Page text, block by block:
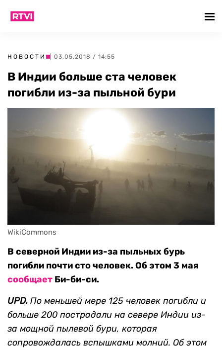
НОВОСТИ | 03.05.2018 / 14:55
В Индии больше ста человек
погибли из-за пыльной бури
WikiCommons
В северной Индии из-за пыльных бурь
погибли почти сто человек. Об этом 3 мая
сообщает Би-би-си.
UPD. По меньшей мере 125 человек погибли и
больше 200 пострадали на севере Индии из-
за мощной пылевой бури, которая
сопровождалась вспышками молний. Об этом